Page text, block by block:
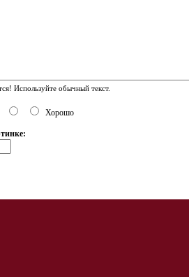
Используйте обычный текст.
Хорошо